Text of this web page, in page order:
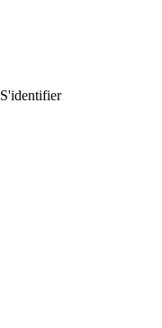
S'identifier